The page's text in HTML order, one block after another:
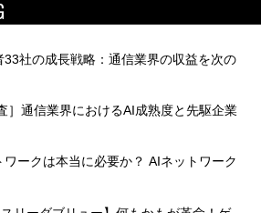
33社の成長戦略：通信業界の収益を次の
］通信業界におけるAI成熟度と先駆企業
ークは本当に必要か？ AIネットワーク